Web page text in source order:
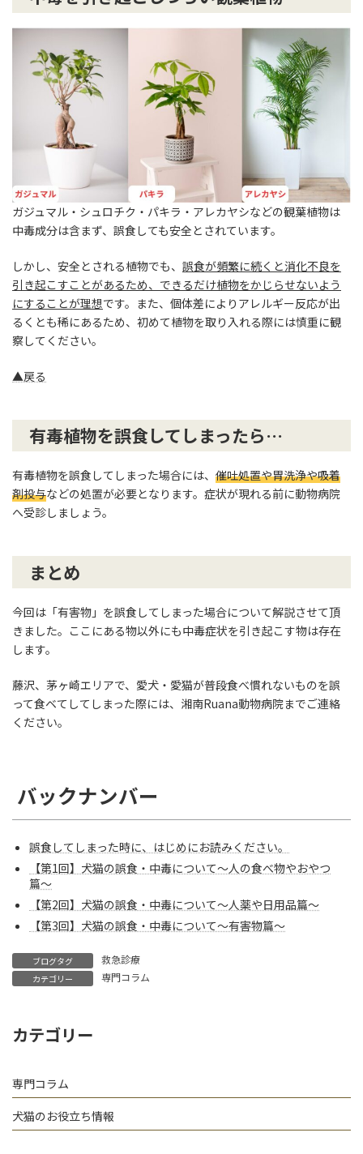
ガジュマル・シュロチク・パキラ・アレカヤシなどの観葉植物は
中毒成分は含まず、誤食しても安全とされています。
しかし、安全とされる植物でも、 誤食が頻繁に続くと消化不良を
引き起こすことがあるため、できるだけ植物をかじらせないよう
にすることが理想です。また、個体差によりアレルギー反応が出
るくとも稀にあるため、初めて植物を取り入れる際には慎重に観
察してください。
▲戻る
有毒植物を誤食してしまったら…
有毒植物を誤食してしまった場合には、 催吐処置や胃洗浄や吸着
剤投与などの処置が必要となります。症状が現れる前に動物病院
へ受診しましょう。
まとめ
今回は「有害物」を誤食してしまった場合について解説させて頂
きました。ここにある物以外にも中毒症状を引き起こす物は存在
します。
藤沢、茅ヶ崎エリアで、愛犬・愛猫が普段食べ慣れないものを誤
って食ベてしてしまった際には、湘南Ruana動物病院までご連絡
ください。
バックナンバー
誤食してしまった時に、はじめにお読みください。
【第1回】犬猫の誤食・中毒について〜人の食べ物やおやつ
篇〜
【第2回】犬猫の誤食・中毒について〜人薬や日用品篇〜
【第3回】犬猫の誤食・中毒について〜有害物篇〜
ブログタグ 救急診療
カテゴリー 専門コラム
カテゴリー
専門コラム
犬猫のお役立ち情報